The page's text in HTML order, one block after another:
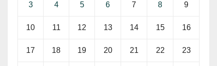
3 4 5 6 7 8 9
10 11 12 13 14 15 16
17 18 19 20 21 22 23